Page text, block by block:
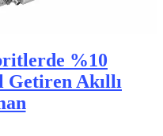
%10
Getiren Akıllı